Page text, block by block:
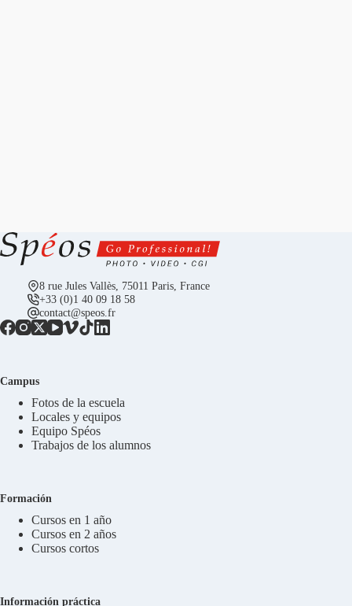
8 rue Jules Vallès, 75011 Paris, France
+33 (0)1 40 09 18 58
contact@speos.fr
Campus
Fotos de la escuela
Locales y equipos
Equipo Spéos
Trabajos de los alumnos
Formación
Cursos en 1 año
Cursos en 2 años
Cursos cortos
Información práctica